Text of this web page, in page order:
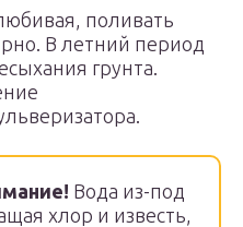
поливать
В летний период
грунта.
Вода из-под
хлор и известь,